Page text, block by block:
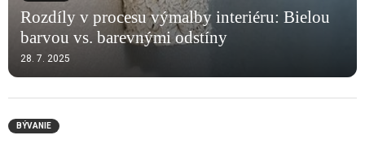
Rozdíly v procesu výmalby interiéru: Bielou
barvou vs. barevnými odstíny
28. 7. 2025
BÝVANIE